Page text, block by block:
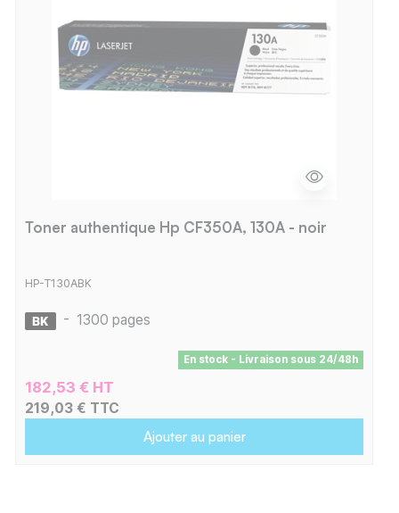
Toner authentique Hp CF350A, 130A - noir
HP-T130ABK
- 1300 pages
En stock - Livraison sous 24/48h
182,53 € HT
219,03 € TTC
Ajouter au panier